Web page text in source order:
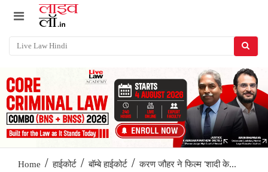
Home / हाईकोर्ट / बॉम्बे हाईकोर्ट / करण जौहर ने फिल्म 'शादी के...